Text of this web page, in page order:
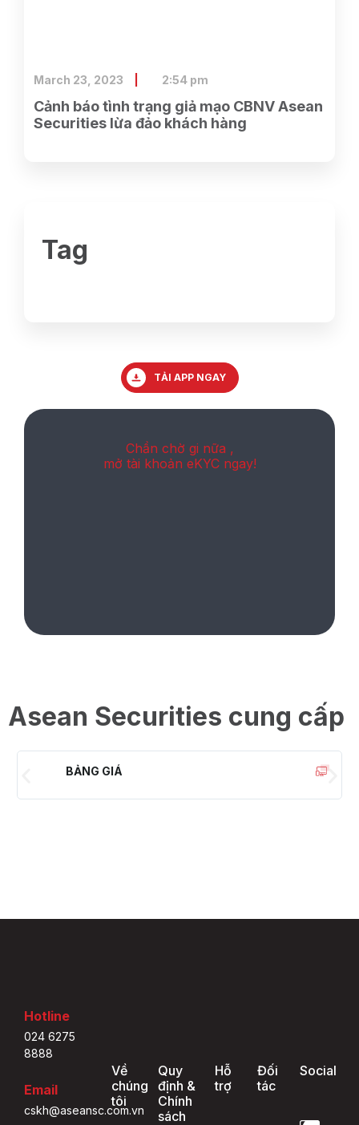
Cảnh báo tình trạng giả mạo CBNV Asean
Securities lừa đảo khách hàng
March 23, 2023 2:54 pm
Tag
TẢI APP NGAY
Chần chờ gi nữa ,
mở tài khoản eKYC ngay!
Asean Securities cung cấp
BẢNG GIÁ
Hotline
024 6275
8888
Email
cskh@aseansc.com.vn
Về
chúng
tôi
Quy
định &
Chính
sách
Hỗ
trợ
Đối
tác
Social